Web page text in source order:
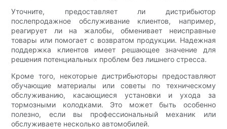
Уточните, предоставляет ли дистрибьютор
послепродажное обслуживание клиентов, например,
реагирует ли на жалобы, обменивает неисправные
товары или помогает с возвратом продукции. Надежная
поддержка клиентов имеет решающее значение для
решения потенциальных проблем без лишнего стресса.
Кроме того, некоторые дистрибьюторы предоставляют
обучающие материалы или советы по техническому
обслуживанию, касающиеся установки и ухода за
тормозными колодками. Это может быть особенно
полезно, если вы профессиональный механик или
обслуживаете несколько автомобилей.